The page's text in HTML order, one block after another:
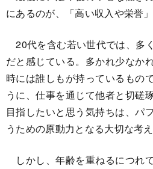
にあるのが、「高い収入や栄誉
20代を含む若い世代では、多
だと感じている。多かれ少なか
時には誰しもが持っているもの
うに、仕事を通じて他者と切磋
目指したいと思う気持ちは、パ
うための原動力となる大切な考え
しかし、年齢を重ねるにつれ